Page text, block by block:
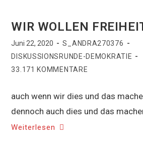
WIR WOLLEN
Juni 22, 2020
S_ANDRA270376
DISKUSSIONSRUNDE-DEMOKRATIE
33.171 KOMMENTARE
auch wenn wir dies und das
dennoch auch dies und das
Weiterlesen